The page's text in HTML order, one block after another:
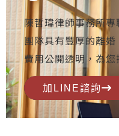
陳哲瑋律師事務所專
團隊具有豐厚的離婚
費用公開透明，為
加LINE諮詢